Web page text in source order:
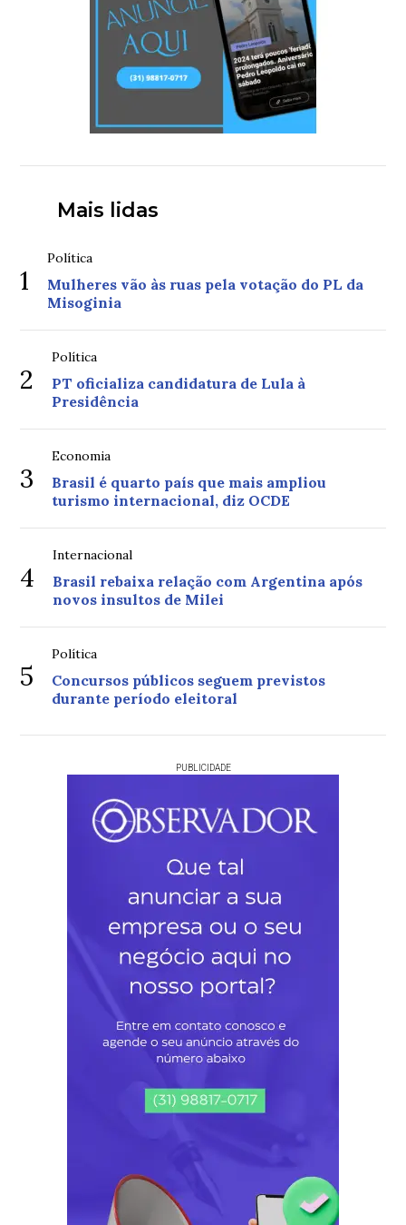
Mais lidas
1
Política
Mulheres vão às ruas pela votação do PL da
Misoginia
2
Política
PT oficializa candidatura de Lula à
Presidência
3
Economia
Brasil é quarto país que mais ampliou
turismo internacional, diz OCDE
4
Internacional
Brasil rebaixa relação com Argentina após
novos insultos de Milei
5
Política
Concursos públicos seguem previstos
durante período eleitoral
PUBLICIDADE